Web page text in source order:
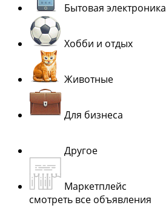
Бытовая электроника
Хобби и отдых
Животные
Для бизнеса
Другое
Маркетплейс
смотреть все объявления